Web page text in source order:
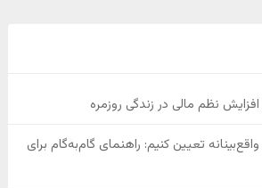
تعیین کنیم: راهنمای گام‌به‌گام برای